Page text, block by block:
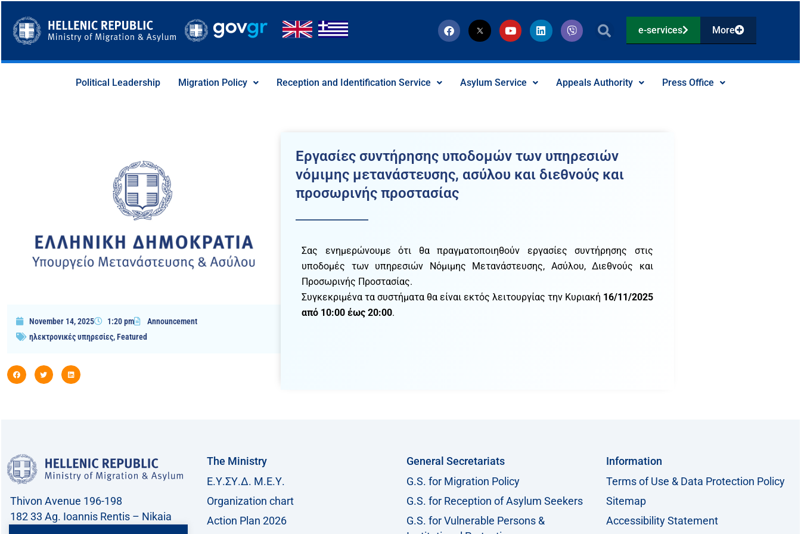
content
F
a
c
b
T
w
i
t
r
i
a
l
Y
o
u
u
e
L
i
n
e
V
i
b
r
e-services More
Political Leadership Migration Policy Reception and Identification Service Asylum Service Appeals Authority Press Office
November 14, 2025 1:20 pm
Announcement
ηλεκτρονικές υπηρεσίες,Featured
Εργασίες συντήρησης υποδομών των υπηρεσιών
νόμιμης μετανάστευσης, ασύλου και διεθνούς και
προσωρινής προστασίας
Σας ενημερώνουμε ότι θα πραγματοποιηθούν εργασίες συντήρησης στις
υποδομές των υπηρεσιών Νόμιμης Μετανάστευσης, Ασύλου, Διεθνούς και
Προσωρινής Προστασίας.
Συγκεκριμένα τα συστήματα θα είναι εκτός λειτουργίας την Κυριακή 16/11/2025
από 10:00 έως 20:00.
Thivon Avenue 196-198
182 33 Ag. Ioannis Rentis – Nikaia
The Ministry
Ε.Υ.ΣΥ.Δ. Μ.Ε.Υ.
Organization chart
Action Plan 2026
General Secretariats
G.S. for Migration Policy
G.S. for Reception of Asylum Seekers
G.S. for Vulnerable Persons &
Information
Terms of Use & Data Protection Policy
Sitemap
Accessibility Statement